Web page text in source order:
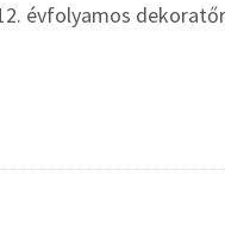
évfolyamos